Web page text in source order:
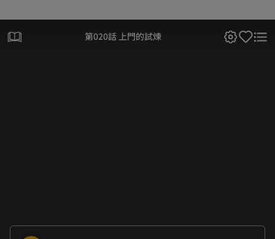
第020話 上門的試煉